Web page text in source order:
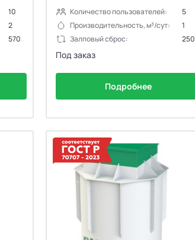
10
2
570
Количество пользователей:
5
Производительность, м³/сут:
1
Залповый сброс:
250
Под заказ
Подробнее